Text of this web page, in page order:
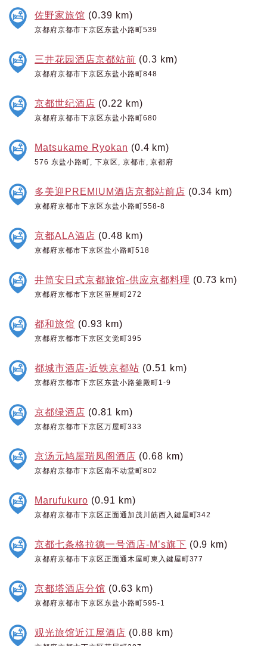
佐野家旅馆 (0.39 km)
京都府京都市下京区东盐小路町539
三井花园酒店京都站前 (0.3 km)
京都府京都市下京区东盐小路町848
京都世纪酒店 (0.22 km)
京都府京都市下京区东盐小路町680
Matsukame Ryokan (0.4 km)
576 东盐小路町, 下京区, 京都市, 京都府
多美迎PREMIUM酒店京都站前店 (0.34 km)
京都府京都市下京区东盐小路町558-8
京都ALA酒店 (0.48 km)
京都府京都市下京区盐小路町518
井筒安日式京都旅馆-供应京都料理 (0.73 km)
京都府京都市下京区笹屋町272
都和旅馆 (0.93 km)
京都府京都市下京区文觉町395
都城市酒店-近铁京都站 (0.51 km)
京都府京都市下京区东盐小路釜殿町1-9
京都绿酒店 (0.81 km)
京都府京都市下京区万屋町333
京汤元鸠屋瑞凤阁酒店 (0.68 km)
京都府京都市下京区南不动堂町802
Marufukuro (0.91 km)
京都府京都市下京区正面通加茂川筋西入鍵屋町342
京都七条格拉德一号酒店-M’s旗下 (0.9 km)
京都府京都市下京区正面通木屋町東入鍵屋町377
京都塔酒店分馆 (0.63 km)
京都府京都市下京区东盐小路町595-1
观光旅馆近江屋酒店 (0.88 km)